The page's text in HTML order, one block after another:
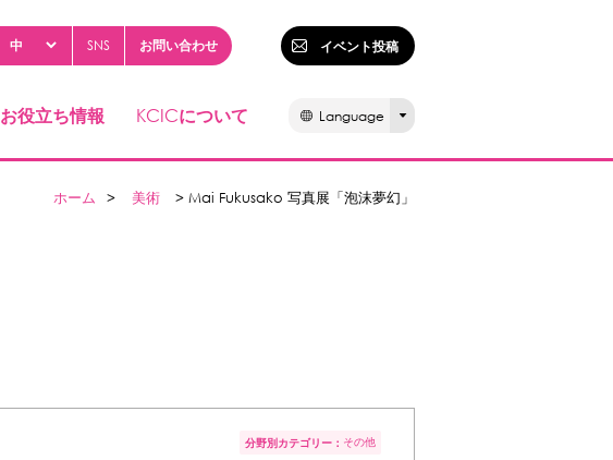
SNS お問い合わせ イベント投稿
お役立ち情報 KCICについて Language
ホーム > 美術 > Mai Fukusako 写真展「泡沫夢幻」
分野別カテゴリー： その他